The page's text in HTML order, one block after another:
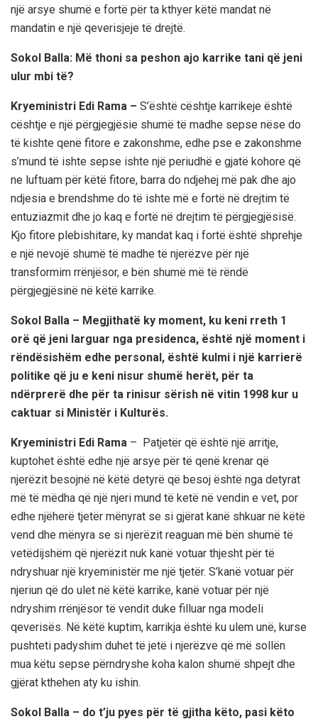
një arsye shumë e fortë për ta kthyer këtë mandat në
mandatin e një qeverisjeje të drejtë.
Sokol Balla: Më thoni sa peshon ajo karrike tani që jeni
ulur mbi të?
Kryeministri Edi Rama – S’është cështje karrikeje është
cështje e një përgjegjësie shumë të madhe sepse nëse do
të kishte qenë fitore e zakonshme, edhe pse e zakonshme
s’mund të ishte sepse ishte një periudhë e gjatë kohore që
ne luftuam për këtë fitore, barra do ndjehej më pak dhe ajo
ndjesia e brendshme do të ishte më e fortë në drejtim të
entuziazmit dhe jo kaq e fortë në drejtim të përgjegjësisë.
Kjo fitore plebishitare, ky mandat kaq i fortë është shprehje
e një nevojë shumë të madhe të njerëzve për një
transformim rrënjësor, e bën shumë më të rëndë
përgjegjësinë në këtë karrike.
Sokol Balla – Megjithatë ky moment, ku keni rreth 1
orë që jeni larguar nga presidenca, është një moment i
rëndësishëm edhe personal, është kulmi i një karrierë
politike që ju e keni nisur shumë herët, për ta
ndërprerë dhe për ta rinisur sërish në vitin 1998 kur u
caktuar si Ministër i Kulturës.
Kryeministri Edi Rama – Patjetër që është një arritje,
kuptohet është edhe një arsye për të qenë krenar që
njerëzit besojnë në këtë detyrë që besoj është nga detyrat
më të mëdha që një njeri mund të ketë në vendin e vet, por
edhe njëherë tjetër mënyrat se si gjërat kanë shkuar në këtë
vend dhe mënyra se si njerëzit reaguan më bën shumë të
vetëdijshëm që njerëzit nuk kanë votuar thjesht për të
ndryshuar një kryeministër me një tjetër. S’kanë votuar për
njeriun që do ulet në këtë karrike, kanë votuar për një
ndryshim rrënjësor të vendit duke filluar nga modeli
qeverisës. Në këtë kuptim, karrikja është ku ulem unë, kurse
pushteti padyshim duhet të jetë i njerëzve që më sollën
mua këtu sepse përndryshe koha kalon shumë shpejt dhe
gjërat kthehen aty ku ishin.
Sokol Balla – do t’ju pyes për të gjitha këto, pasi këto